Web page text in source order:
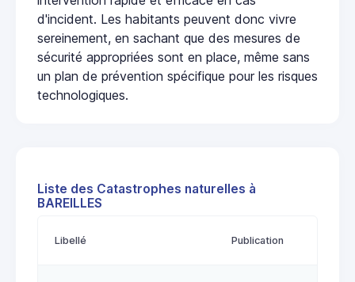
d'incident. Les habitants peuvent donc vivre
sereinement, en sachant que des mesures de
sécurité appropriées sont en place, même sans
un plan de prévention spécifique pour les risques
technologiques.
Liste des Catastrophes naturelles à
BAREILLES
Libellé Publication